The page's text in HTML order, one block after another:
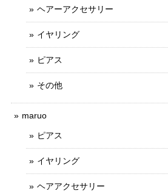
ヘアーアクセサリー
イヤリング
ピアス
その他
maruo
ピアス
イヤリング
ヘアアクセサリー